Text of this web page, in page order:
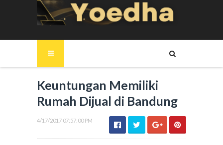
Keuntungan Memiliki
Rumah Dijual di Bandung
4/17/2017 07:57:00 PM